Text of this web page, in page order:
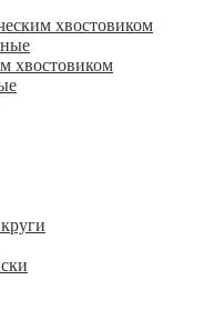
хвостовиком
хвостовиком